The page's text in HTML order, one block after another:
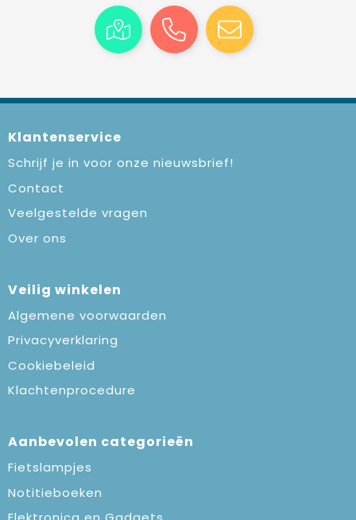
Klantenservice
Schrijf je in voor onze nieuwsbrief!
Contact
Veelgestelde vragen
Over ons
Veilig winkelen
Algemene voorwaarden
Privacyverklaring
Cookiebeleid
Klachtenprocedure
Aanbevolen categorieën
Fietslampjes
Notitieboeken